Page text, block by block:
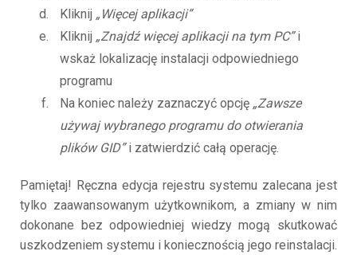
Kliknij „Więcej aplikacji”
Kliknij „Znajdź więcej aplikacji na tym PC”i
wskaż lokalizację instalacji odpowiedniego
programu
Na koniec należy zaznaczyć opcję „Zawsze
używaj wybranego programu do otwierania
plików GID”i zatwierdzić całą operację.
Pamiętaj! Ręczna edycja rejestru systemu zalecana jest
tylko zaawansowanym użytkownikom, a zmiany w nim
dokonane bez odpowiedniej wiedzy mogą skutkować
uszkodzeniem systemu i koniecznością jego reinstalacji.